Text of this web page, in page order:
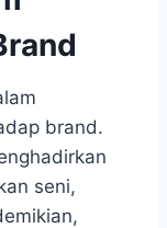
brand.
seni,